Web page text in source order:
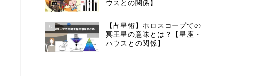
ウスとの関係】
10
【占星術】ホロスコープでの
冥王星の意味とは？【星座・
ハウスとの関係】